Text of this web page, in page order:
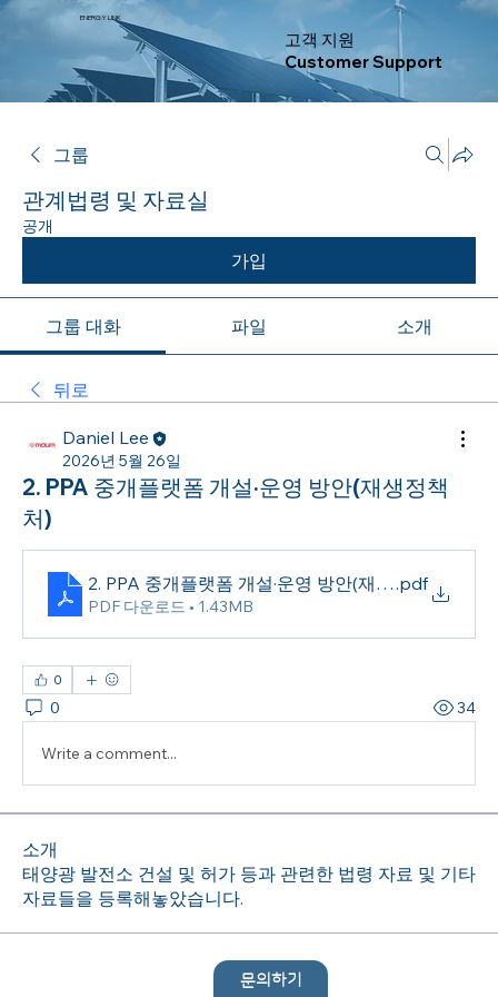
ENERGY LINK
고객 지원
Customer Support
그룹
관계법령 및 자료실
공개
가입
그룹 대화 파일 소개
뒤로
Daniel Lee
2026년 5월 26일
2. PPA 중개플랫폼 개설·운영 방안(재생정책
처)
2. PPA 중개플랫폼 개설·운영 방안(재생정책처)
.pdf
PDF 다운로드 • 1.43MB
0
0 34
Write a comment...
소개
태양광 발전소 건설 및 허가 등과 관련한 법령 자료 및 기타
자료들을 등록해놓았습니다.
문의하기